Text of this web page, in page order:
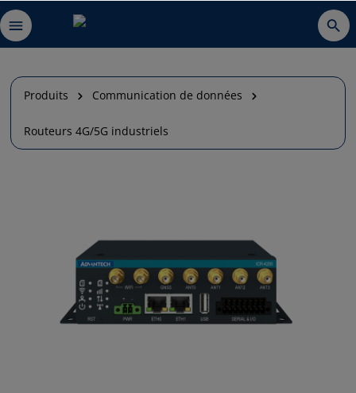
Produits Communication de données
Routeurs 4G/5G industriels